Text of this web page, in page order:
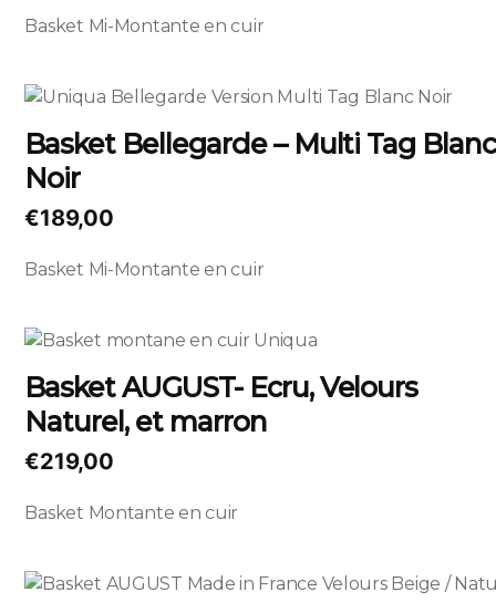
produit
Basket Mi-Montante en cuir
peuvent
choisies
la
page
produit
Basket Bellegarde – Multi Tag
Noir
€189,00
Basket Mi-Montante en cuir
Ce
a
plusieurs
Les
peuvent
choisies
la
page
produit
Basket AUGUST- Ecru, Velours
Naturel, et marron
€219,00
Basket Montante en cuir
Ce
a
plusieurs
Les
peuvent
choisies
Ce